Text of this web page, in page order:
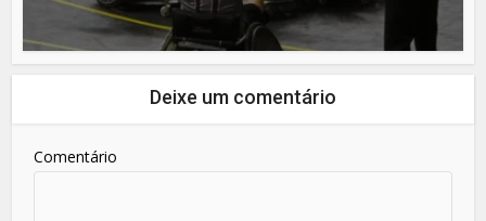
Deixe um comentário
Comentário